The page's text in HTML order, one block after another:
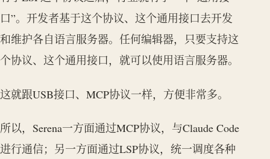
口”。开发者基于这个协议、这个通用接口去开发
和维护各自语言服务器。任何编辑器，只要支持这
个协议、这个通用接口，就可以使用语言服务器。
这就跟USB接口、MCP协议一样，方便非常多。
所以，Serena一方面通过MCP协议，与Claude Code
进行通信；另一方面通过LSP协议，统一调度各种